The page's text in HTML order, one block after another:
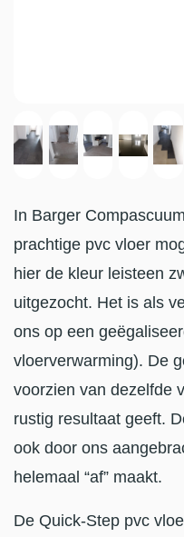
In Barger
prachtige pvc vloer
hier de kleur leisteen
uitgezocht. Het is als
ons op een
vloerverwarming). De
voorzien van dezelfde
rustig resultaat geeft.
ook door ons
helemaal “af” maakt.
De Quick-Step pvc